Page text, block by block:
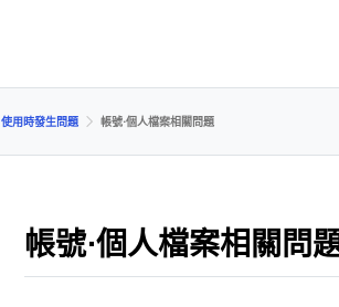
使用時發生問題 帳號⋅個人檔案相關問題
帳號⋅個人檔案相關問